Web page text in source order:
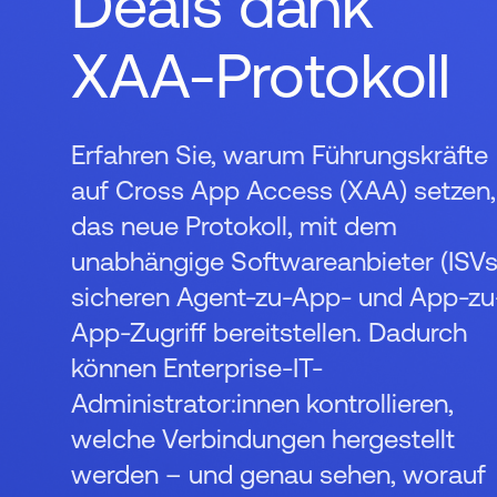
XAA-Protokoll
Erfahren Sie, warum Führungskräfte
auf Cross App Access (XAA) setzen,
das neue Protokoll, mit dem
unabhängige Softwareanbieter
sicheren Agent-zu-App- und App-
App-Zugriff bereitstellen. Dadurch
können Enterprise-IT-
Administrator:innen kontrollieren,
welche Verbindungen hergestellt
werden – und genau sehen, worauf